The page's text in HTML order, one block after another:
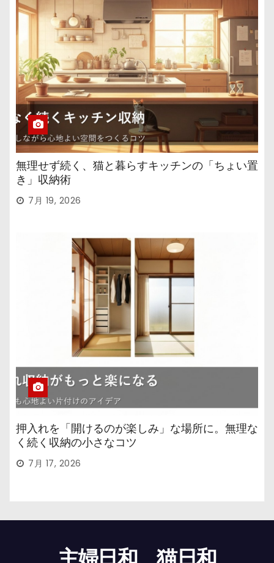
無理せず続く、猫と暮らすキッチンの「ちょい置
き」収納術
7月 19, 2026
押入れを「開けるのが楽しみ」な場所に。無理な
く続く収納の小さなコツ
7月 17, 2026
主婦日和、猫日和